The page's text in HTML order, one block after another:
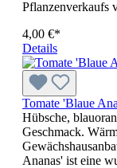
Pflanzenverkaufs
4,00 €*
Details
Tomate 'Blaue
Hübsche,
Geschmack.
Ananas' ist eine